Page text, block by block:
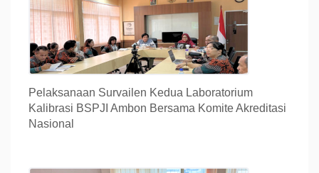
Pelaksanaan Survailen Kedua Laboratorium
Kalibrasi BSPJI Ambon Bersama Komite Akreditasi
Nasional